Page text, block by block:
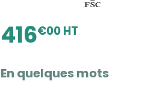
416€00 HT
En quelques mots